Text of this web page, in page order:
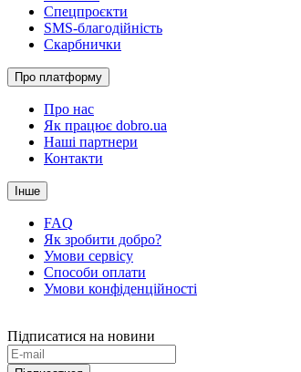
Спецпроєкти
SMS-благодійність
Скарбнички
Про платформу
Про нас
Як працює dobro.ua
Наші партнери
Контакти
Інше
FAQ
Як зробити добро?
Умови сервісу
Способи оплати
Умови конфіденційності
Підписатися на новини